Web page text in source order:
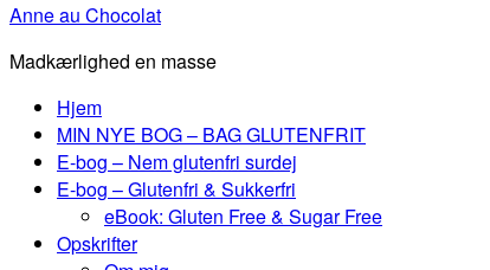
Anne au Chocolat
Madkærlighed en masse
Hjem
MIN NYE BOG – BAG GLUTENFRIT
E-bog – Nem glutenfri surdej
E-bog – Glutenfri & Sukkerfri
eBook: Gluten Free & Sugar Free
Opskrifter